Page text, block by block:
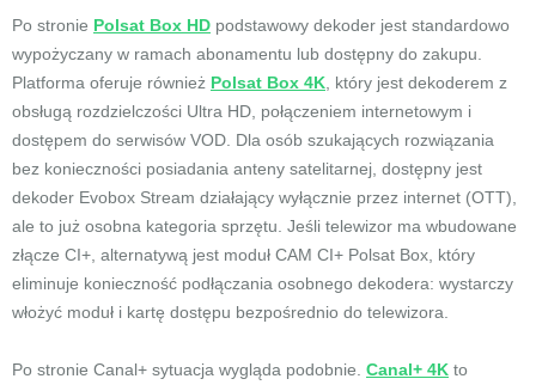
Po stronie Polsat Box HD podstawowy dekoder jest standardowo
wypożyczany w ramach abonamentu lub dostępny do zakupu.
Platforma oferuje również Polsat Box 4K , który jest dekoderem z
obsługą rozdzielczości Ultra HD, połączeniem internetowym i
dostępem do serwisów VOD. Dla osób szukających rozwiązania
bez konieczności posiadania anteny satelitarnej, dostępny jest
dekoder Evobox Stream działający wyłącznie przez internet (OTT),
ale to już osobna kategoria sprzętu. Jeśli telewizor ma wbudowane
złącze CI+, alternatywą jest moduł CAM CI+ Polsat Box, który
eliminuje konieczność podłączania osobnego dekodera: wystarczy
włożyć moduł i kartę dostępu bezpośrednio do telewizora.
Po stronie Canal+ sytuacja wygląda podobnie. Canal+ 4K to